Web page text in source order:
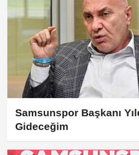
Samsunspor Başkanı
Gideceğim